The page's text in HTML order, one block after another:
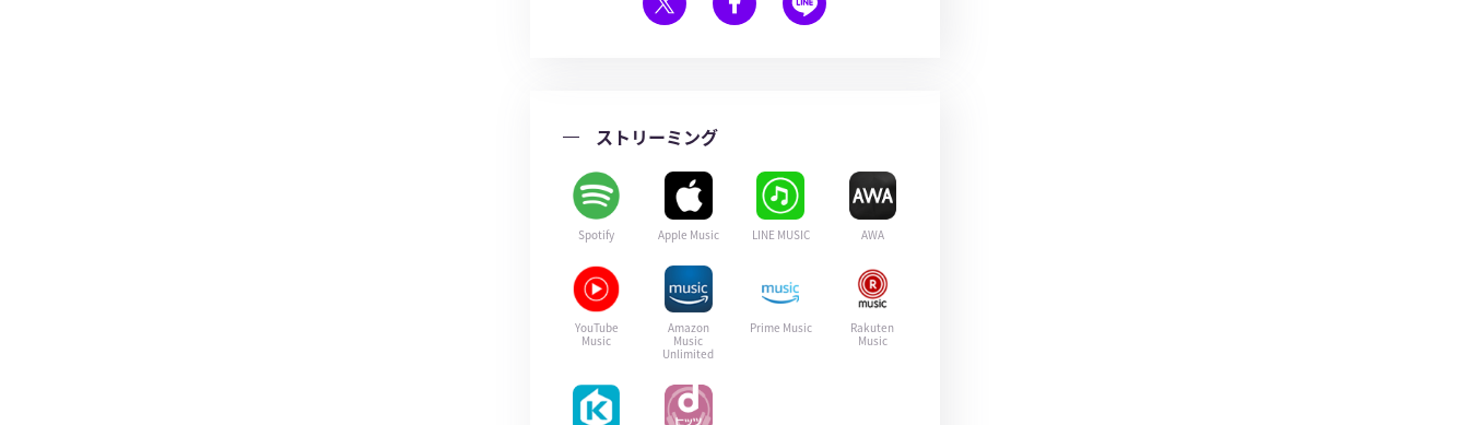
ストリーミング
Spotify Apple Music LINE MUSIC AWA
YouTube
Music
Amazon
Music
Unlimited
Prime Music
Rakuten
Music